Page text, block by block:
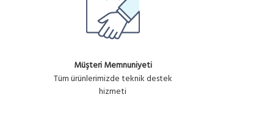
Müşteri Memnuniyeti
Tüm ürünlerimizde teknik destek
hizmeti